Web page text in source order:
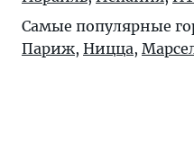
Самые популярные
Париж, Ницца,